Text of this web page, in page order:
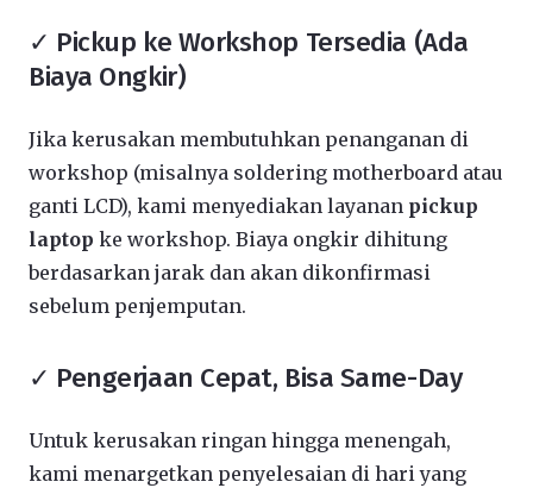
✓ Pickup ke Workshop Tersedia (Ada
Biaya Ongkir)
Jika kerusakan membutuhkan penanganan di
workshop (misalnya soldering motherboard atau
ganti LCD), kami menyediakan layanan pickup
laptop ke workshop. Biaya ongkir dihitung
berdasarkan jarak dan akan dikonfirmasi
sebelum penjemputan.
✓ Pengerjaan Cepat, Bisa Same-Day
Untuk kerusakan ringan hingga menengah,
kami menargetkan penyelesaian di hari yang